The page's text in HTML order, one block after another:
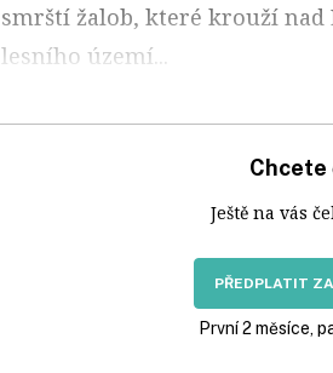
smrští žalob, které krouží
lesního území...
Chcete
Ještě na vás
PŘEDPLATIT
První 2 měsíce,